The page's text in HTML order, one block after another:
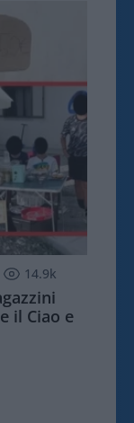
14.9k
il Ciao e